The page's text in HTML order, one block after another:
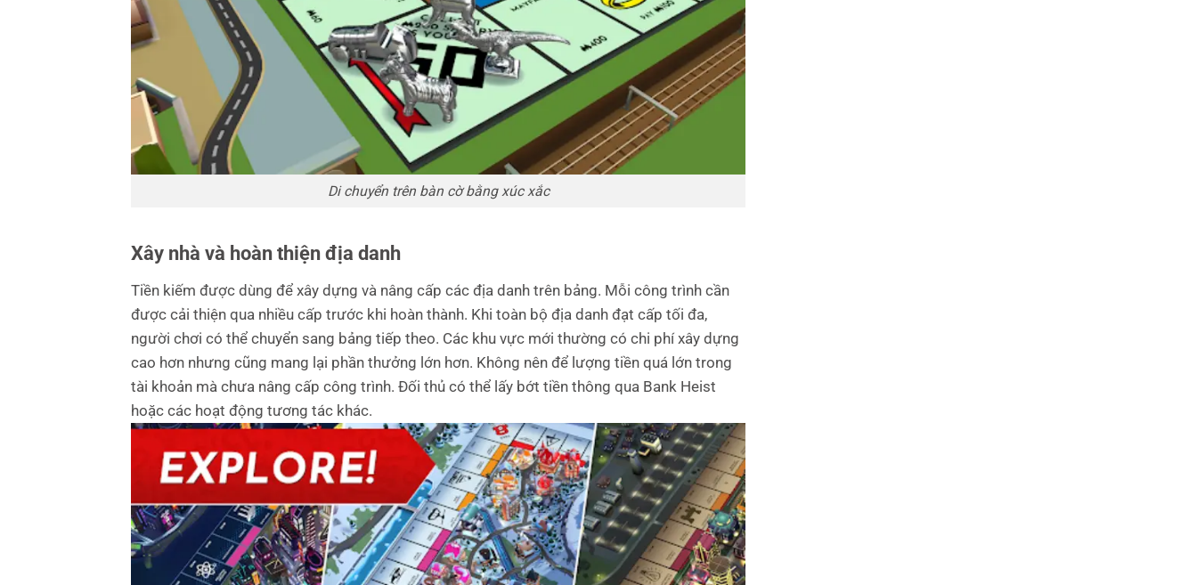
Di chuyển trên bàn cờ bằng xúc xắc
Xây nhà và hoàn thiện địa danh
Tiền kiếm được dùng để xây dựng và nâng cấp các địa danh trên bảng. Mỗi công trình cần
được cải thiện qua nhiều cấp trước khi hoàn thành. Khi toàn bộ địa danh đạt cấp tối đa,
người chơi có thể chuyển sang bảng tiếp theo. Các khu vực mới thường có chi phí xây dựng
cao hơn nhưng cũng mang lại phần thưởng lớn hơn. Không nên để lượng tiền quá lớn trong
tài khoản mà chưa nâng cấp công trình. Đối thủ có thể lấy bớt tiền thông qua Bank Heist
hoặc các hoạt động tương tác khác.